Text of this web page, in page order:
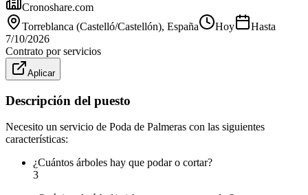
Cronoshare.com
Torreblanca (Castelló/Castellón), España Hoy
Hasta
7/10/2026
Contrato por servicios
Aplicar
Descripción del puesto
Necesito un servicio de Poda de Palmeras con las siguientes
características:
¿Cuántos árboles hay que podar o cortar?
3